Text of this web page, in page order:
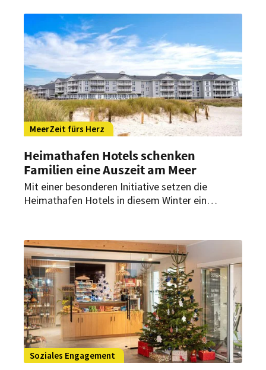
MeerZeit fürs Herz
Heimathafen Hotels schenken
Familien eine Auszeit am Meer
Mit einer besonderen Initiative setzen die
Heimathafen Hotels in diesem Winter ein
Herz“ verschenkt die Hotelgruppe ein
Wochenende am Meer an Familien, die sich 2025
keinen Urlaub leisten konnten.
Soziales Engagement